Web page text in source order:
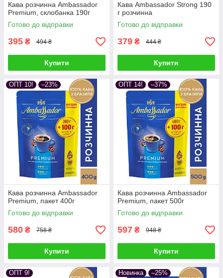
Кава розчинна Ambassador
Premium, склобанка 190г
Готово до відправки
395 ₴ 494 ₴
Купити
Кава Ambassador Strong 190
г розчинна
Готово до відправки
379 ₴ 444 ₴
Купити
ОПТ 10! –23%
Кава розчинна Ambassador
Premium, пакет 400г
Готово до відправки
580 ₴ 758 ₴
Купити
ОПТ 14! –37%
Кава розчинна Ambassador
Premium, пакет 500г
Готово до відправки
597 ₴ 948 ₴
Купити
ОПТ 9! Новинка –25%